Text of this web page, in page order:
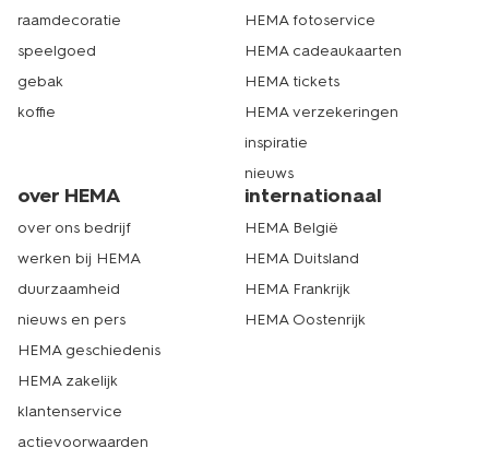
raamdecoratie
speelgoed
gebak
koffie
HEMA fotoservice
HEMA cadeaukaarten
HEMA tickets
HEMA verzekeringen
inspiratie
nieuws
over HEMA
over ons bedrijf
werken bij HEMA
duurzaamheid
nieuws en pers
HEMA geschiedenis
HEMA zakelijk
klantenservice
actievoorwaarden
internationaal
HEMA België
HEMA Duitsland
HEMA Frankrijk
HEMA Oostenrijk